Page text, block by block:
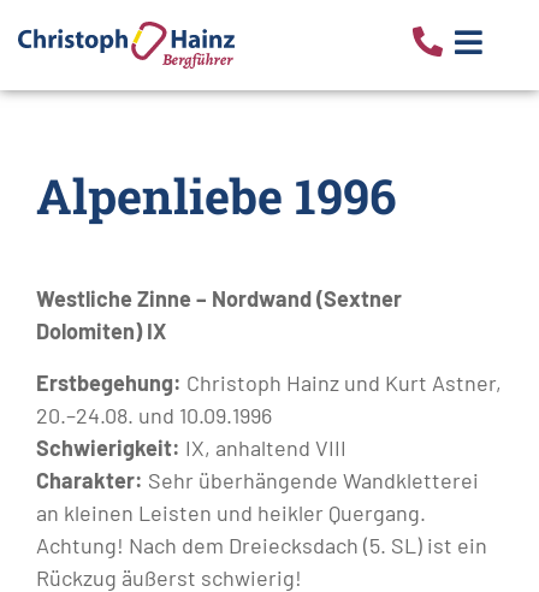
Alpenliebe 1996
Westliche Zinne – Nordwand (Sextner
Dolomiten) IX
Erstbegehung: Christoph Hainz und Kurt Astner,
20.–24.08. und 10.09.1996
Schwierigkeit: IX, anhaltend VIII
Charakter: Sehr überhängende Wandkletterei
an kleinen Leisten und heikler Quergang.
Achtung! Nach dem Dreiecksdach (5. SL) ist ein
Rückzug äußerst schwierig!